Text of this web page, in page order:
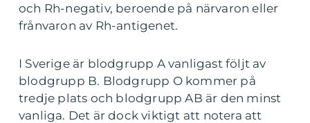
och Rh-negativ, beroende på närvaron eller
frånvaron av Rh-antigenet.
I Sverige är blodgrupp A vanligast följt av
blodgrupp B. Blodgrupp O kommer på
tredje plats och blodgrupp AB är den minst
vanliga. Det är dock viktigt att notera att